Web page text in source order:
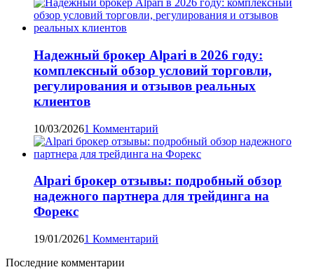
Надежный брокер Alpari в 2026 году:
комплексный обзор условий торговли,
регулирования и отзывов реальных
клиентов
10/03/20261 Комментарий
Alpari брокер отзывы: подробный обзор
надежного партнера для трейдинга на
Форекс
19/01/20261 Комментарий
Последние комментарии